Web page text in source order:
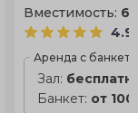
Вместимость:
4.9
Аренда с
Зал:
Банкет: от